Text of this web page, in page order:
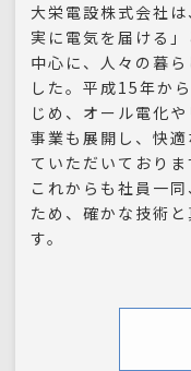
大栄電設株式会社
実に電気を届ける
中心に、人々の暮
した。平成15年か
じめ、オール電化
事業も展開し、快
ていただいておりま
これからも社員一
ため、確かな技術
す。